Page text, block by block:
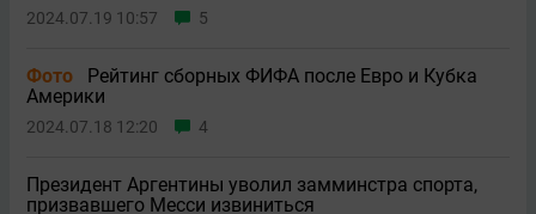
2024.07.19 10:57 5
Фото
Рейтинг сборных ФИФА после Евро и Кубка
Америки
2024.07.18 12:20 4
Президент Аргентины уволил замминстра спорта,
призвавшего Месси извиниться